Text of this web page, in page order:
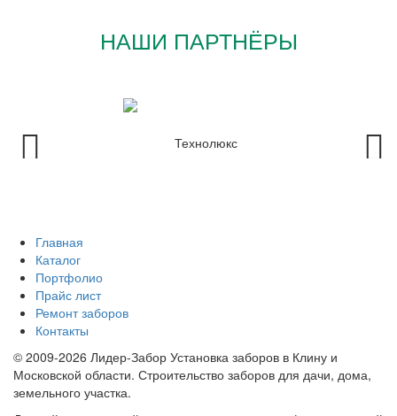
НАШИ ПАРТНЁРЫ
Главная
Каталог
Портфолио
Прайс лист
Ремонт заборов
Контакты
© 2009-2026 Лидер-Забор Установка заборов в Клину и
Московской области. Строительство заборов для дачи, дома,
земельного участка.